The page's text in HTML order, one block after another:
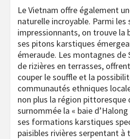
Le Vietnam offre également
naturelle incroyable. Parmi les
impressionnants, on trouve la
ses pitons karstiques
émeraude. Les montagnes de
de rizières en terrasses,
couper le souffle et la
communautés ethniques
non plus la région pittoresque
surnommée la « baie
ses formations karstiques
paisibles rivières serpentant à